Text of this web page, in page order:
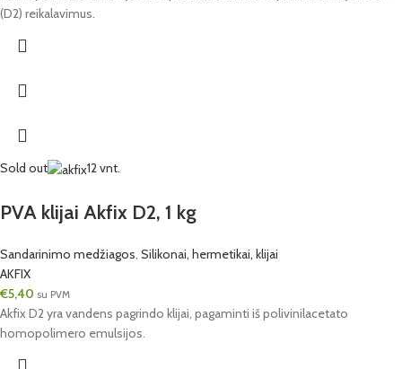
(D2) reikalavimus.
Sold out 12 vnt.
PVA klijai Akfix D2, 1 kg
Sandarinimo medžiagos Silikonai, hermetikai, klijai
AKFIX
€5,40 su PVM
Akfix D2 yra vandens pagrindo klijai, pagaminti iš polivinilacetato
homopolimero emulsijos.